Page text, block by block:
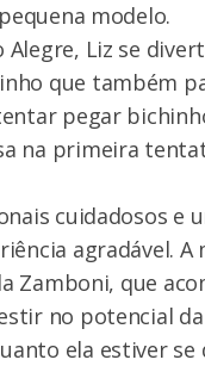
modelo.
Liz se
que também
pegar
na primeira
cuidadosos e
agradável. A
Zamboni, que
no potencial
ela estiver